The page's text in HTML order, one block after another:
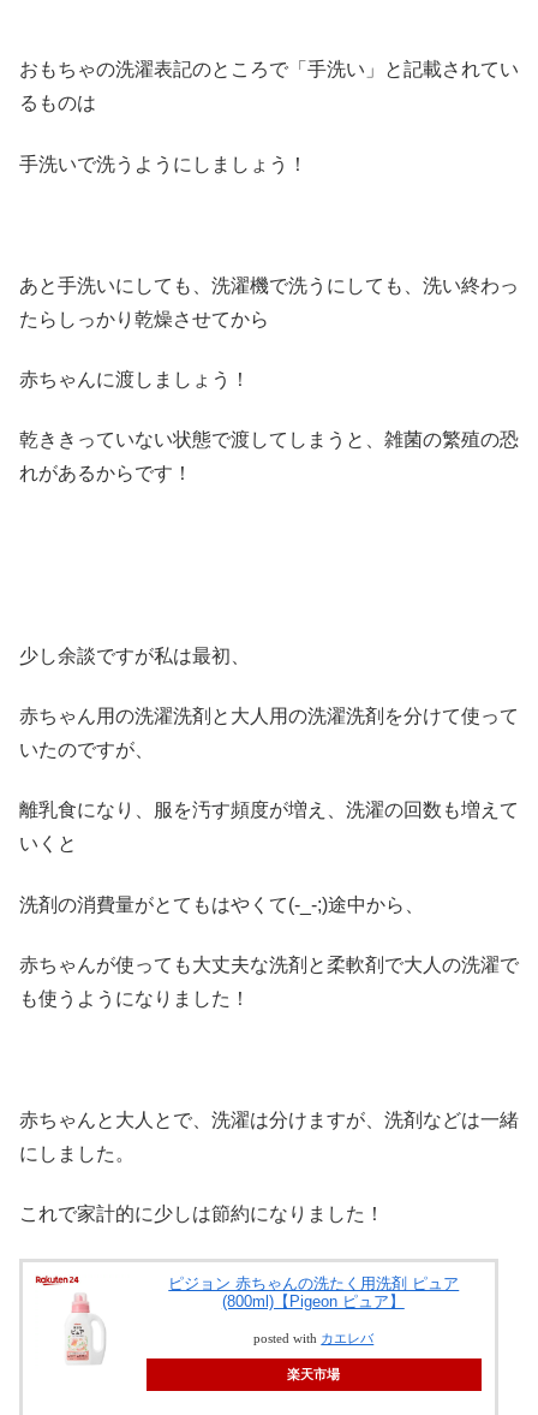
おもちゃの洗濯表記のところで「手洗い」と記載されてい
るものは
手洗いで洗うようにしましょう！
あと手洗いにしても、洗濯機で洗うにしても、洗い終わっ
たらしっかり乾燥させてから
赤ちゃんに渡しましょう！
乾ききっていない状態で渡してしまうと、雑菌の繁殖の恐
れがあるからです！
少し余談ですが私は最初、
赤ちゃん用の洗濯洗剤と大人用の洗濯洗剤を分けて使って
いたのですが、
離乳食になり、服を汚す頻度が増え、洗濯の回数も増えて
いくと
洗剤の消費量がとてもはやくて(-_-;)途中から、
赤ちゃんが使っても大丈夫な洗剤と柔軟剤で大人の洗濯で
も使うようになりました！
赤ちゃんと大人とで、洗濯は分けますが、洗剤などは一緒
にしました。
これで家計的に少しは節約になりました！
ピジョン 赤ちゃんの洗たく用洗剤 ピュア
(800ml)【Pigeon ピュア】
posted with カエレバ
楽天市場